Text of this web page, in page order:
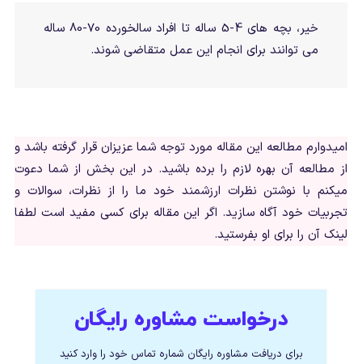
خیر، بچه های 4-5 ساله تا افراد سالخورده 70-80 ساله
می توانند برای انجام این عمل متقاضی شوند.
امیدوارم مطالعه این مقاله مورد توجه شما عزیزان قرار گرفته باشد و
از مطالعه آن بهره لازم را برده باشید. در این بخش از شما دعوت
میکنم با نوشتن نظرات ارزشمند خود ما را از نظرات، سوالات و
تجربیات خود آگاه سازید. اگر این مقاله برای کسی مفید است لطفا
لینک آن را برای او بفرستید.
درخواست مشاوره رایگان
برای دریافت مشاوره رایگان شماره تماس خود را وارد کنید